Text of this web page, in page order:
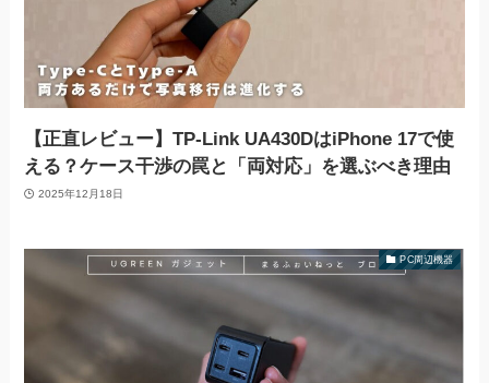
【正直レビュー】TP-Link UA430DはiPhone 17で使
える？ケース干渉の罠と「両対応」を選ぶべき理由
2025年12月18日
PC周辺機器